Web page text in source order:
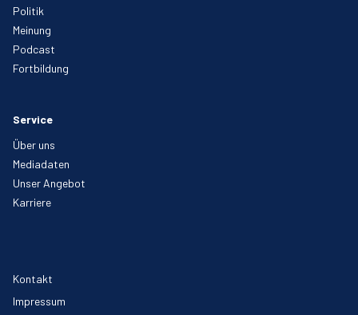
Politik
Meinung
Podcast
Fortbildung
Service
Über uns
Mediadaten
Unser Angebot
Karriere
Kontakt
Impressum